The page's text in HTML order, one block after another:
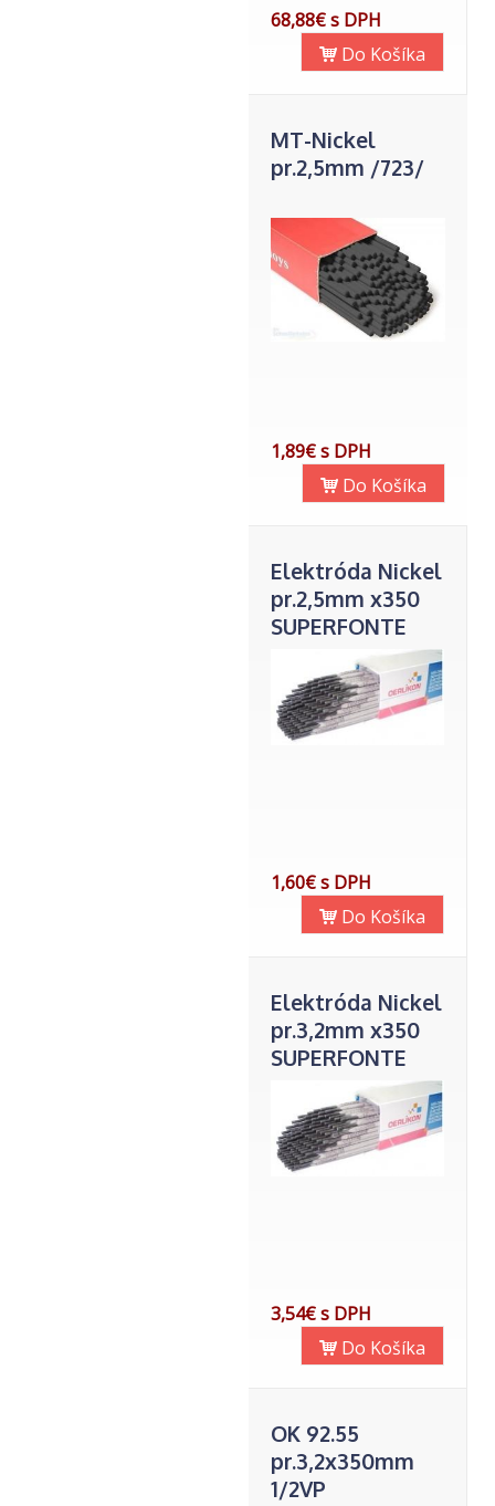
68,88€ s DPH
Do Košíka
MT-Nickel
pr.2,5mm /723/
1,89€ s DPH
Do Košíka
Elektróda Nickel
pr.2,5mm x350
SUPERFONTE
1,60€ s DPH
Do Košíka
Elektróda Nickel
pr.3,2mm x350
SUPERFONTE
3,54€ s DPH
Do Košíka
OK 92.55
pr.3,2x350mm
1/2VP